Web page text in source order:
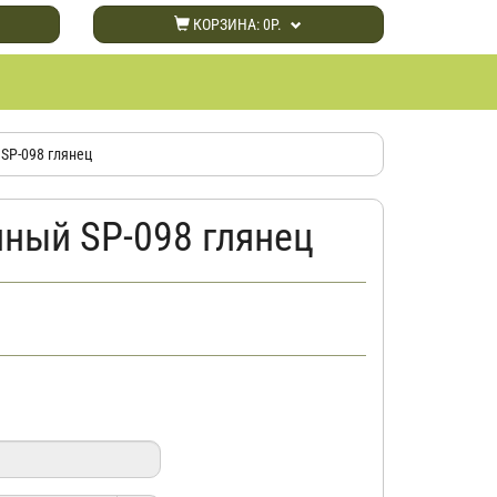
КОРЗИНА:0Р.
098 глянец
SP-098 глянец